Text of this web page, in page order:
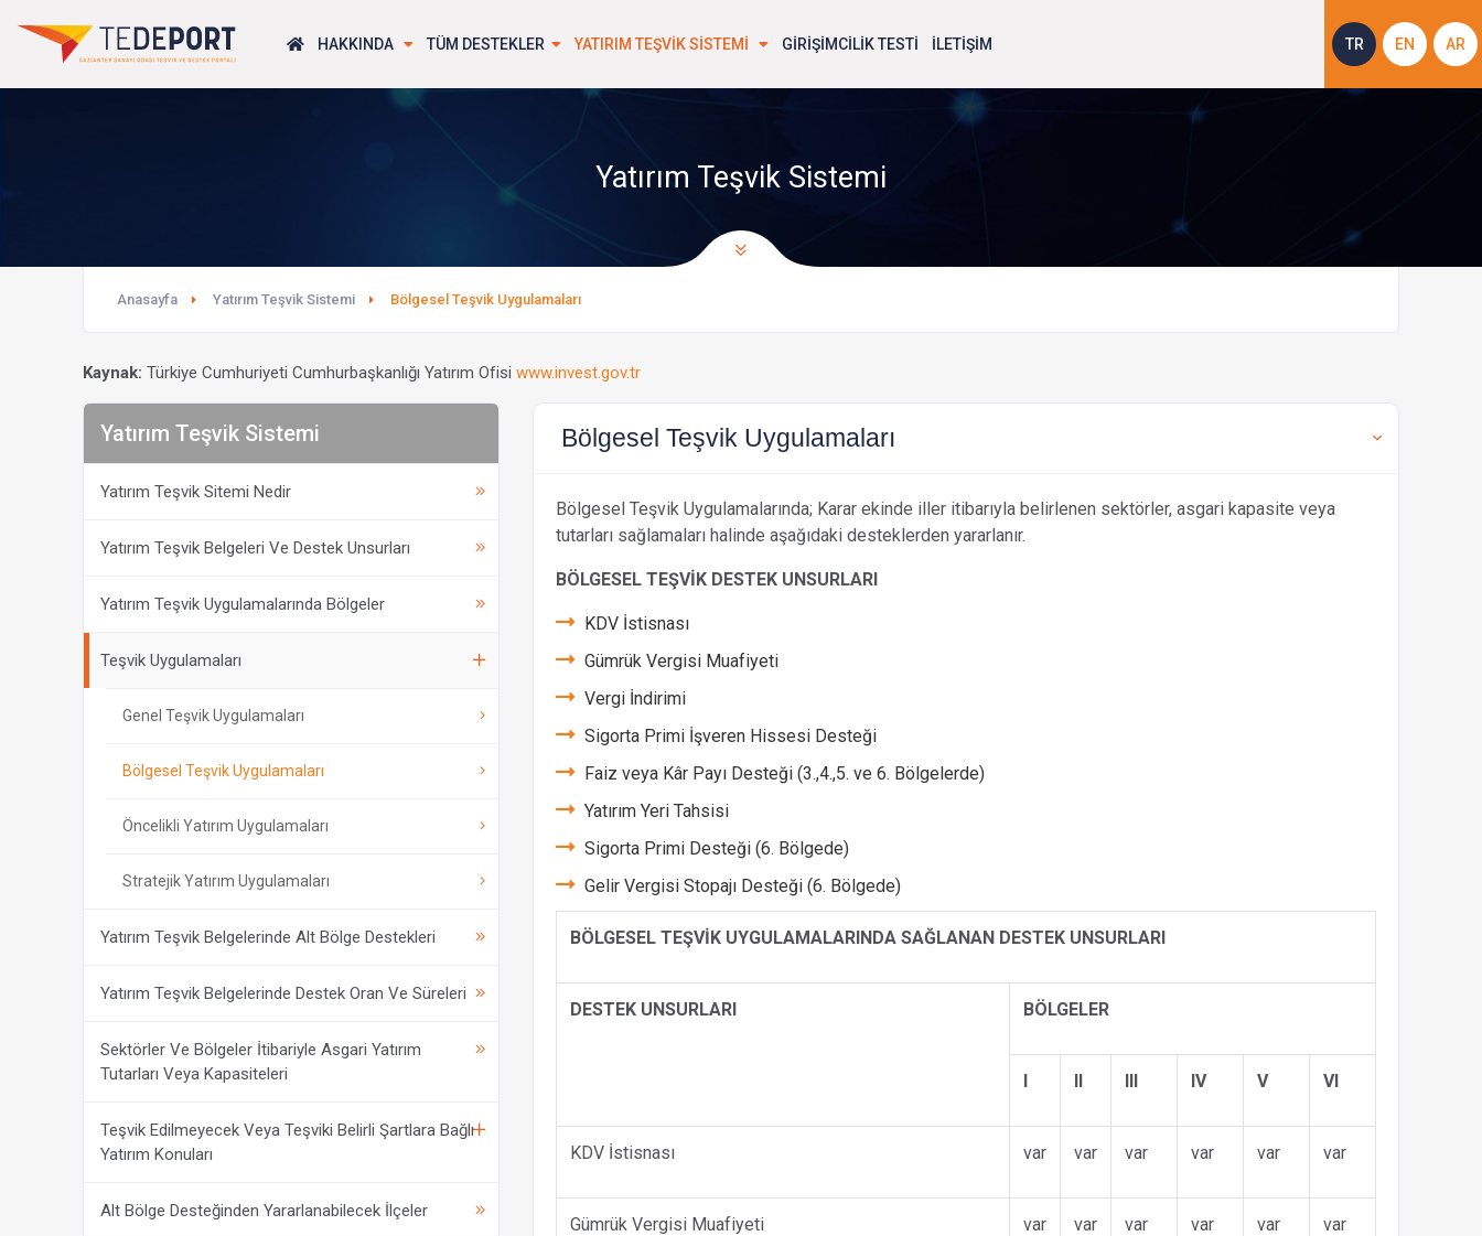
TR EN AR
HAKKINDA TÜM DESTEKLER YATIRIM TEŞVİK SİSTEMİ GİRİŞİMCİLİK TESTİ İLETİŞİM
Yatırım Teşvik Sistemi
Anasayfa Yatırım Teşvik Sistemi Bölgesel Teşvik Uygulamaları
Kaynak: Türkiye Cumhuriyeti Cumhurbaşkanlığı Yatırım Ofisi www.invest.gov.tr
Yatırım Teşvik Sistemi
Yatırım Teşvik Sitemi Nedir
Yatırım Teşvik Belgeleri Ve Destek Unsurları
Yatırım Teşvik Uygulamalarında Bölgeler
Teşvik Uygulamaları
Genel Teşvik Uygulamaları
Bölgesel Teşvik Uygulamaları
Öncelikli Yatırım Uygulamaları
Stratejik Yatırım Uygulamaları
Yatırım Teşvik Belgelerinde Alt Bölge Destekleri
Yatırım Teşvik Belgelerinde Destek Oran Ve Süreleri
Sektörler Ve Bölgeler İtibariyle Asgari Yatırım
Tutarları Veya Kapasiteleri
Teşvik Edilmeyecek Veya Teşviki Belirli Şartlara Bağlı
Yatırım Konuları
Alt Bölge Desteğinden Yararlanabilecek İlçeler
Bölgesel Teşvik Uygulamaları
Bölgesel Teşvik Uygulamalarında; Karar ekinde iller itibarıyla belirlenen sektörler, asgari kapasite veya
tutarları sağlamaları halinde aşağıdaki desteklerden yararlanır.
BÖLGESEL TEŞVİK DESTEK UNSURLARI
KDV İstisnası
Gümrük Vergisi Muafiyeti
Vergi İndirimi
Sigorta Primi İşveren Hissesi Desteği
Faiz veya Kâr Payı Desteği (3.,4.,5. ve 6. Bölgelerde)
Yatırım Yeri Tahsisi
Sigorta Primi Desteği (6. Bölgede)
Gelir Vergisi Stopajı Desteği (6. Bölgede)
BÖLGESEL TEŞVİK UYGULAMALARINDA SAĞLANAN DESTEK UNSURLARI
DESTEK UNSURLARI BÖLGELER
I II III IV V VI
KDV İstisnası var var var var var var
Gümrük Vergisi Muafiyeti var var var var var var